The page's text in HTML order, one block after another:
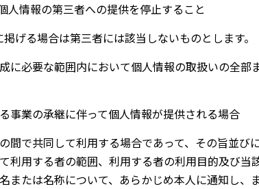
人情報の第三者への提供を停止すること
げる場合は第三者には該当しないものとします。
に必要な範囲内において個人情報の取扱いの全部
事業の承継に伴って個人情報が提供される場合
間で共同して利用する場合であって、その旨並び
利用する者の範囲、利用する者の利用目的及び当
または名称について、あらかじめ本人に通知し、